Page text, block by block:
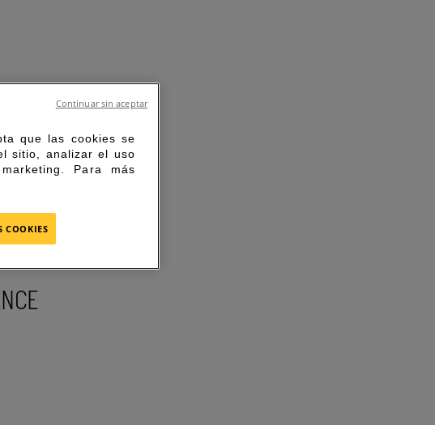
que las cookies se
sitio, analizar el uso
Para más
COOKIES
Continuar sin aceptar